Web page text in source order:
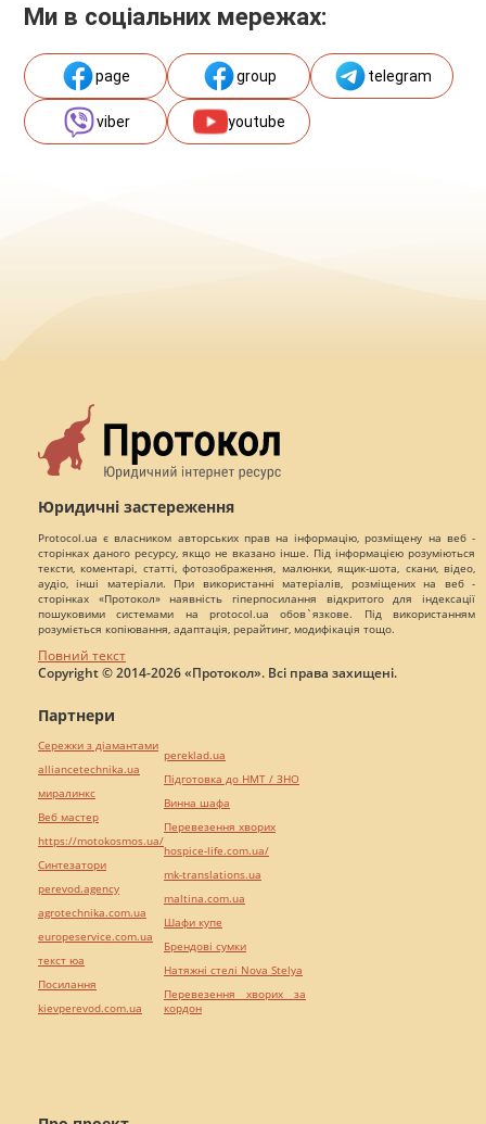
Ми в соціальних мережах:
page group telegram
viber youtube
Юридичні застереження
Protocol.ua є власником авторських прав на інформацію, розміщену на веб -
сторінках даного ресурсу, якщо не вказано інше. Під інформацією розуміються
тексти, коментарі, статті, фотозображення, малюнки, ящик-шота, скани, відео,
аудіо, інші матеріали. При використанні матеріалів, розміщених на веб -
сторінках «Протокол» наявність гіперпосилання відкритого для індексації
пошуковими системами на protocol.ua обов`язкове. Під використанням
розуміється копіювання, адаптація, рерайтинг, модифікація тощо.
Повний текст
Copyright © 2014-2026 «Протокол». Всі права захищені.
Партнери
Сережки з діамантами
alliancetechnika.ua
миралинкс
Веб мастер
https://motokosmos.ua/
Синтезатори
perevod.agency
agrotechnika.com.ua
europeservice.com.ua
текст юа
Посилання
kievperevod.com.ua
pereklad.ua
Підготовка до НМТ / ЗНО
Винна шафа
Перевезення хворих
hospice-life.com.ua/
mk-translations.ua
maltina.com.ua
Шафи купе
Брендові сумки
Натяжні стелі Nova Stelya
Перевезення хворих за
кордон